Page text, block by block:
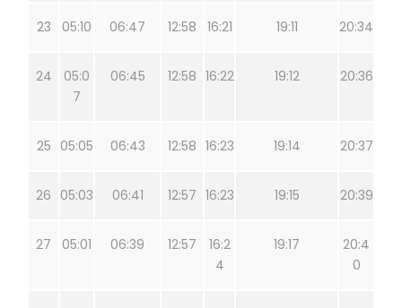
23 05:10 06:47 12:58 16:21 19:11 20:34
24
05:0
7
06:45 12:58 16:22 19:12 20:36
25 05:05 06:43 12:58 16:23 19:14 20:37
26 05:03 06:41 12:57 16:23 19:15 20:39
27 05:01 06:39 12:57
16:2
4
19:17
20:4
0